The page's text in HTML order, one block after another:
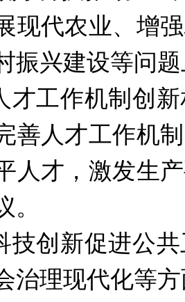
现代农业、增
振兴建设等问
才工作机制创
善人才工作机
人才，激发生
。
技创新促进公
治理现代化等